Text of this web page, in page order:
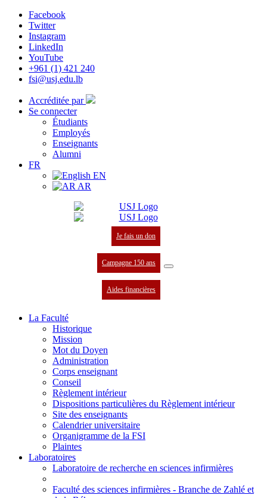
Facebook
Twitter
Instagram
LinkedIn
YouTube
+961 (1) 421 240
fsi@usj.edu.lb
Accréditée par
Se connecter
Étudiants
Employés
Enseignants
Alumni
FR
EN
AR
Je fais un don
Campagne 150 ans
Aides financières
La Faculté
Historique
Mission
Mot du Doyen
Administration
Corps enseignant
Conseil
Règlement intérieur
Dispositions particulières du Règlement intérieur
Site des enseignants
Calendrier universitaire
Organigramme de la FSI
Plaintes
Laboratoires
Laboratoire de recherche en sciences infirmières
Faculté des sciences infirmières - Branche de Zahlé et